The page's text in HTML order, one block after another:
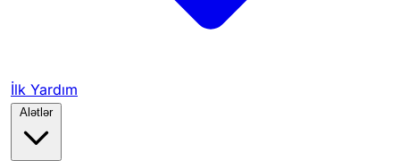
İlk Yardım
Alətlər